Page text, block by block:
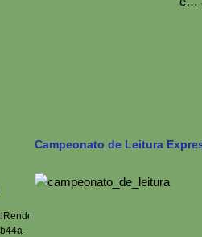
Campeonato de Leitura